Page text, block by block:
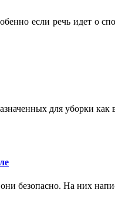
если речь идет о
для уборки
безопасно. На них